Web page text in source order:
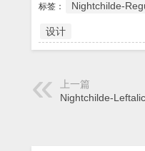
标签： Nightchilde-
设计
上一篇
Nightchilde-